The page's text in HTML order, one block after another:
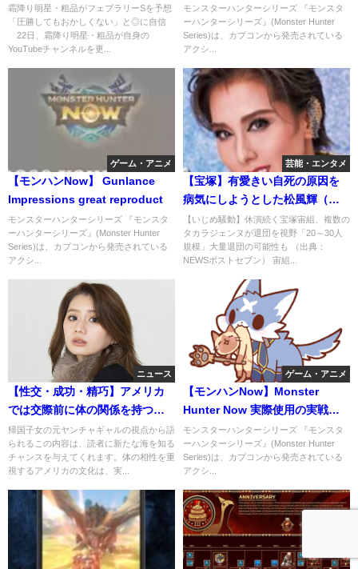
な訳。牝馬にはムリ！
霜降り明星・粗品がフェブラリーSを予想
「圧勝してもおかしくない」と◎に自信
22日、霜降り明星・粗品が自身の
YouTubeチャンネルを更...
モンスターハンターシリーズ 『モンスタ
ーハンターシリーズ』(Monster Hunter
Series)は、カプコンから発売されている
アクシ...
ゲーム・アニメ
【モンハンNow】 Gunlance
Impressions great reproduct
モンスターハンターシリーズ 『モンスタ
ーハンターシリーズ』(Monster Hunter
Series)は、カプコンから発売されている
アクシ...
芸能・エンタメ
【宝塚】有愛きい自死の原因を
病気にしようとした松風輝（本
名：西本朱里）文春本当か？
【いじめ騒動】休演続く宝塚宙組、複数の
タカラジェンヌが退団を視野「20～30人
規模」大量退団の可能性も （出典：
NEWSポストセブン） 宙組...
ニュース
【性交・成功・精巧】アメリカ
では交際前に体の関係を持つ！
体の相性は試さないとわからな
いから。帰国子女のYunaさんの
豊富な経験より
帰国子女の元ヤンチャギャルの視点から語
られるこの内容は、読者に新たな海を知る
チャンスを与えてくれます。体の相性を重
視するアメリカの文化は、実...
ゲーム・アニメ
【モンハンNow】Monster
Hunter Now 実際使用の実戦的4
属性片手剣装備がウケるｗ
モンスターハンターシリーズ 『モンスタ
ーハンターシリーズ』(Monster Hunter
Series)は、カプコンから発売されている
アクシ...